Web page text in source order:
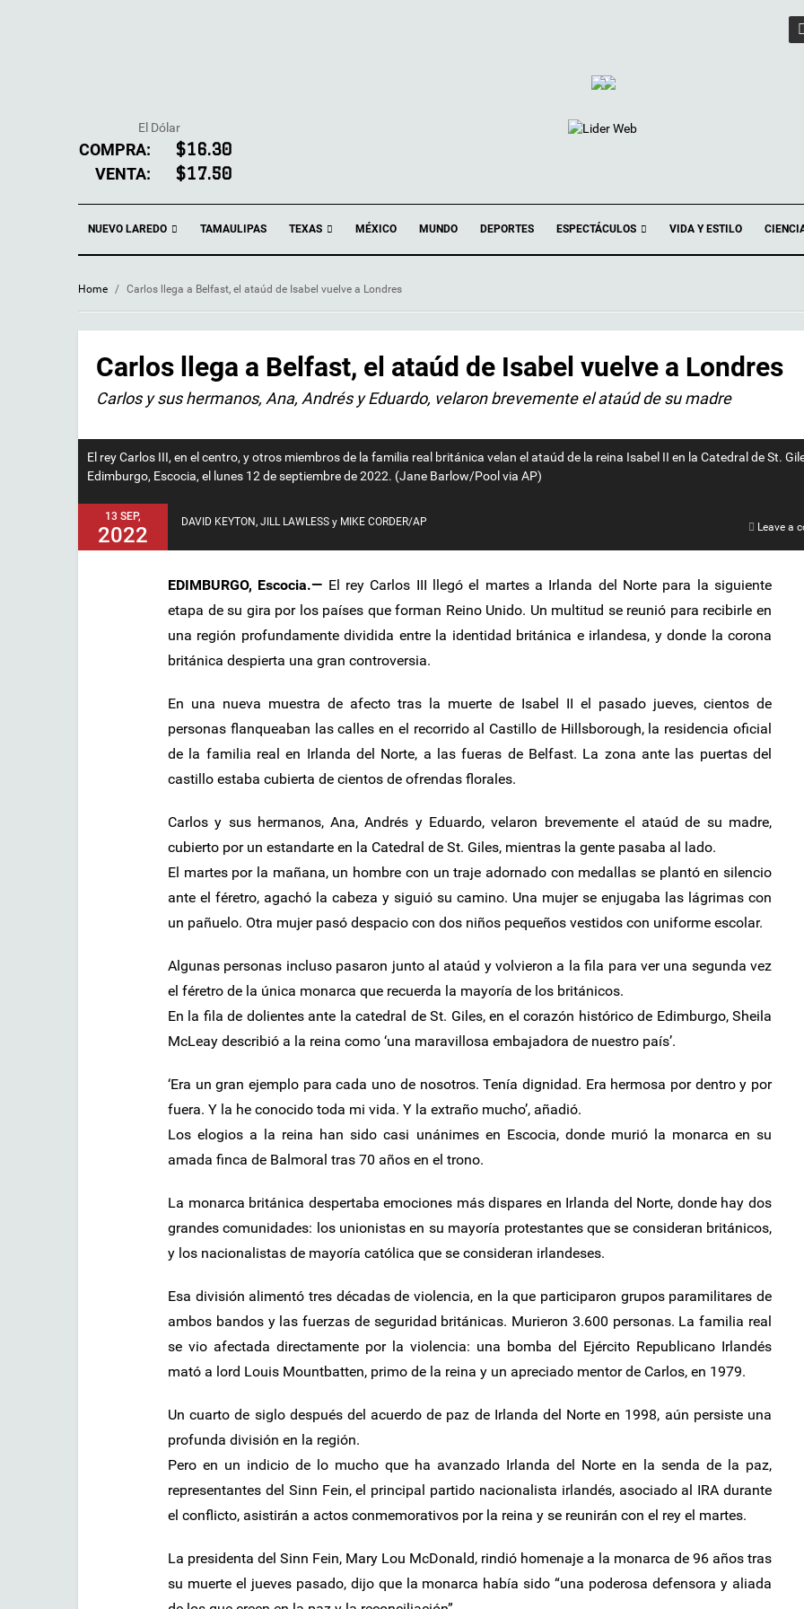
El Dólar
COMPRA: $16.30
VENTA: $17.50
NUEVO LAREDO TAMAULIPAS TEXAS MÉXICO MUNDO DEPORTES ESPECTÁCULOS VIDA Y ESTILO
Home / Carlos llega a Belfast, el ataúd de Isabel vuelve a Londres
Carlos llega a Belfast, el ataúd de Isabel vuelve a Londres
Carlos y sus hermanos, Ana, Andrés y Eduardo, velaron brevemente el ataúd de su madre
El rey Carlos III, en el centro, y otros miembros de la familia real británica velan el ataúd de la reina Isabel II en la Catedral de St.
Edimburgo, Escocia, el lunes 12 de septiembre de 2022. (Jane Barlow/Pool via AP)
13 SEP,
2022
DAVID KEYTON, JILL LAWLESS y MIKE CORDER/AP Leave a
EDIMBURGO, Escocia.— El rey Carlos III llegó el martes a Irlanda del Norte para la siguiente
etapa de su gira por los países que forman Reino Unido. Un multitud se reunió para recibirle en
una región profundamente dividida entre la identidad británica e irlandesa, y donde la corona
británica despierta una gran controversia.
En una nueva muestra de afecto tras la muerte de Isabel II el pasado jueves, cientos de
personas flanqueaban las calles en el recorrido al Castillo de Hillsborough, la residencia oficial
de la familia real en Irlanda del Norte, a las fueras de Belfast. La zona ante las puertas del
castillo estaba cubierta de cientos de ofrendas florales.
Carlos y sus hermanos, Ana, Andrés y Eduardo, velaron brevemente el ataúd de su madre,
cubierto por un estandarte en la Catedral de St. Giles, mientras la gente pasaba al lado.
El martes por la mañana, un hombre con un traje adornado con medallas se plantó en silencio
ante el féretro, agachó la cabeza y siguió su camino. Una mujer se enjugaba las lágrimas con
un pañuelo. Otra mujer pasó despacio con dos niños pequeños vestidos con uniforme escolar.
Algunas personas incluso pasaron junto al ataúd y volvieron a la fila para ver una segunda vez
el féretro de la única monarca que recuerda la mayoría de los británicos.
En la fila de dolientes ante la catedral de St. Giles, en el corazón histórico de Edimburgo, Sheila
McLeay describió a la reina como ‘una maravillosa embajadora de nuestro país’.
‘Era un gran ejemplo para cada uno de nosotros. Tenía dignidad. Era hermosa por dentro y por
fuera. Y la he conocido toda mi vida. Y la extraño mucho’, añadió.
Los elogios a la reina han sido casi unánimes en Escocia, donde murió la monarca en su
amada finca de Balmoral tras 70 años en el trono.
La monarca británica despertaba emociones más dispares en Irlanda del Norte, donde hay dos
grandes comunidades: los unionistas en su mayoría protestantes que se consideran británicos,
y los nacionalistas de mayoría católica que se consideran irlandeses.
Esa división alimentó tres décadas de violencia, en la que participaron grupos paramilitares de
ambos bandos y las fuerzas de seguridad británicas. Murieron 3.600 personas. La familia real
se vio afectada directamente por la violencia: una bomba del Ejército Republicano Irlandés
mató a lord Louis Mountbatten, primo de la reina y un apreciado mentor de Carlos, en 1979.
Un cuarto de siglo después del acuerdo de paz de Irlanda del Norte en 1998, aún persiste una
profunda división en la región.
Pero en un indicio de lo mucho que ha avanzado Irlanda del Norte en la senda de la paz,
representantes del Sinn Fein, el principal partido nacionalista irlandés, asociado al IRA durante
el conflicto, asistirán a actos conmemorativos por la reina y se reunirán con el rey el martes.
La presidenta del Sinn Fein, Mary Lou McDonald, rindió homenaje a la monarca de 96 años tras
su muerte el jueves pasado, dijo que la monarca había sido “una poderosa defensora y aliada